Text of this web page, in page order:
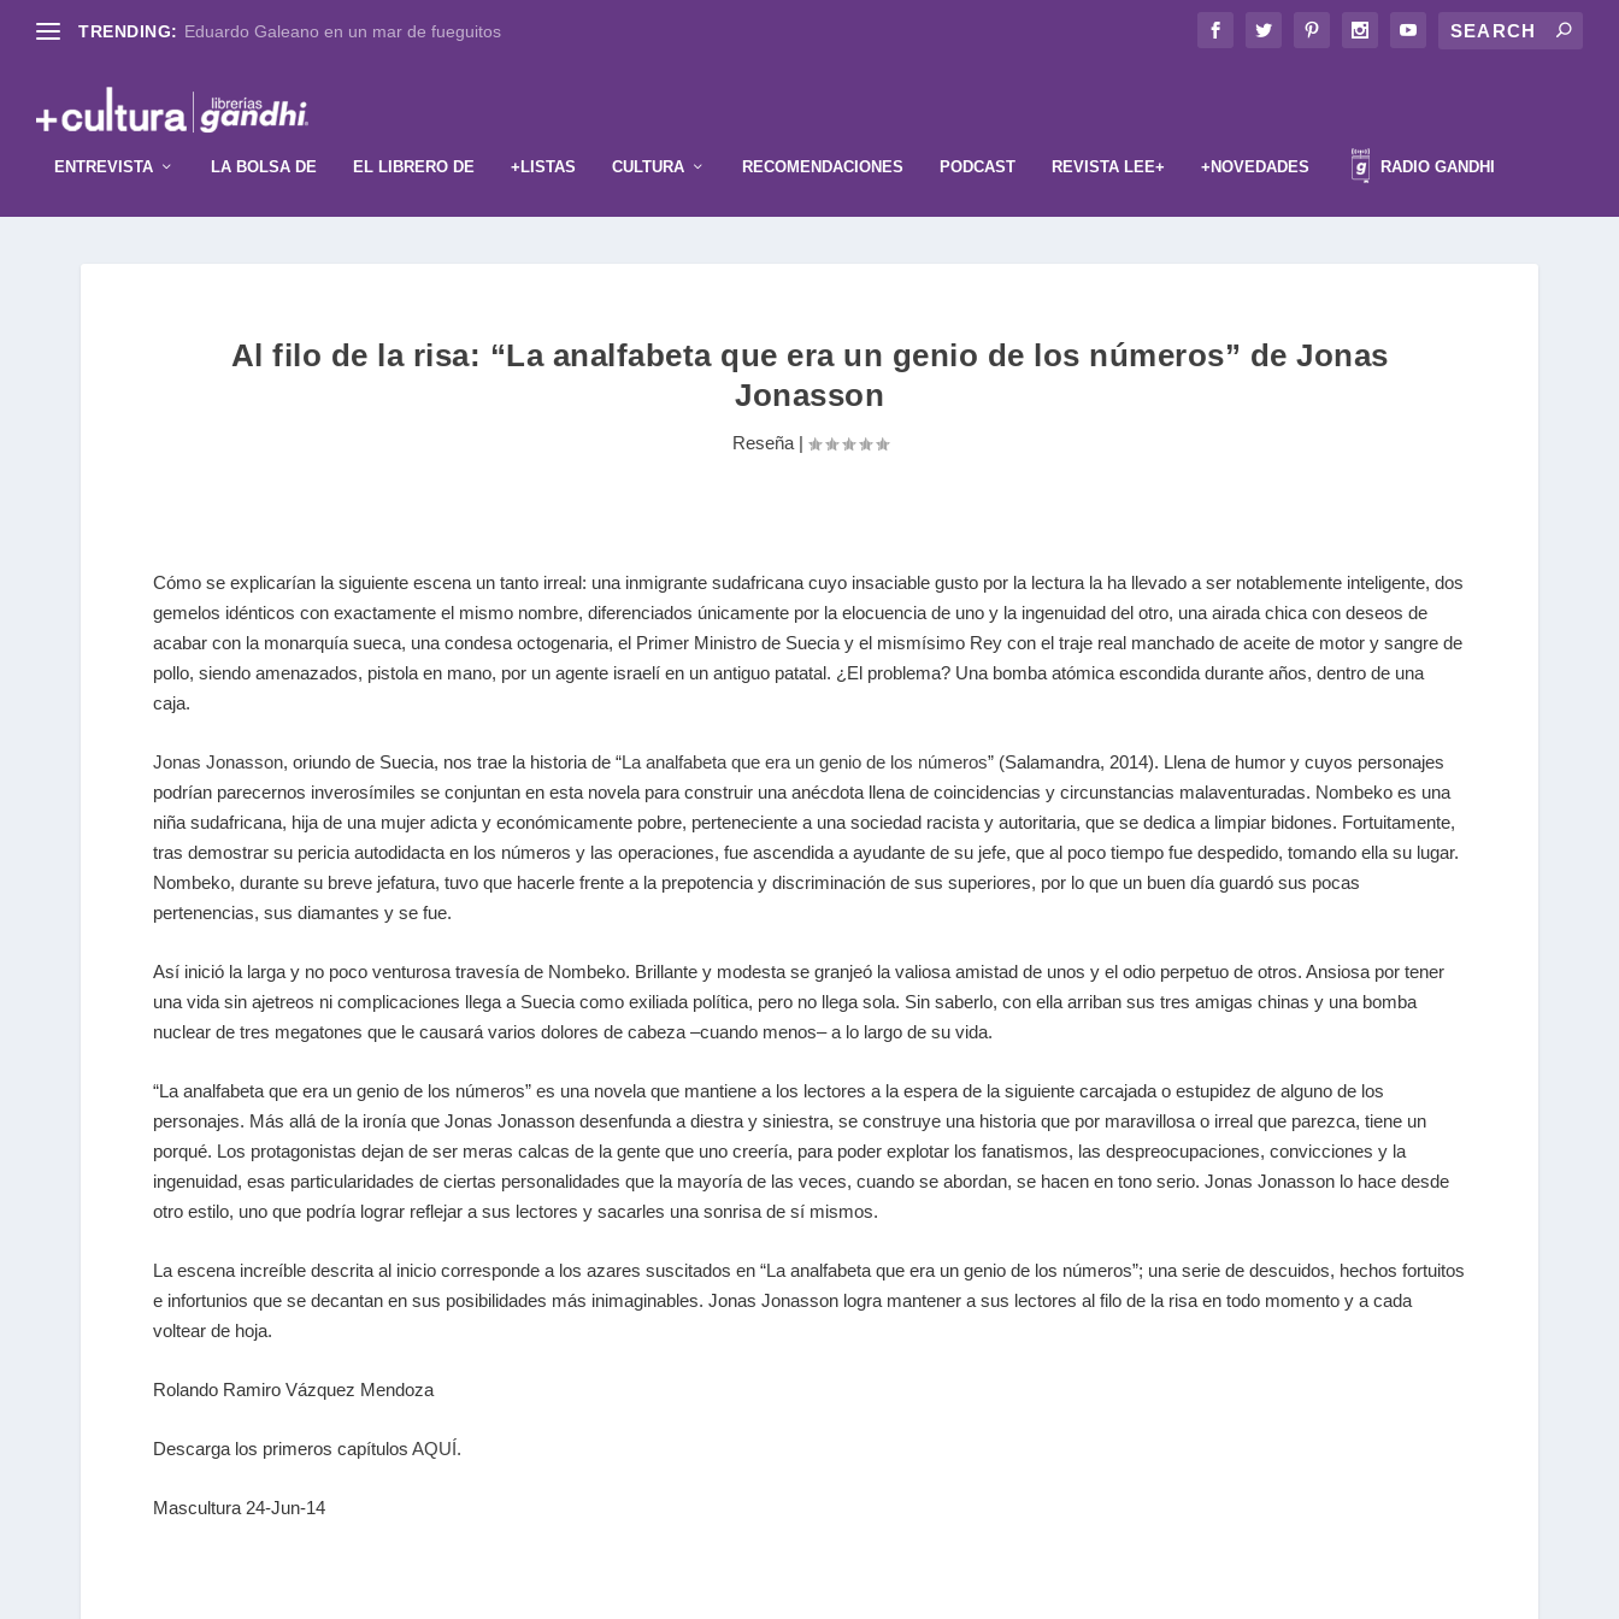
TRENDING: Eduardo Galeano en un mar de fueguitos
ENTREVISTA LA BOLSA DE EL LIBRERO DE +LISTAS CULTURA RECOMENDACIONES PODCAST REVISTA LEE+ +NOVEDADES RADIO GANDHI
Al filo de la risa: “La analfabeta que era un genio de los números” de Jonas
Jonasson
Reseña|
Cómo se explicarían la siguiente escena un tanto irreal: una inmigrante sudafricana cuyo insaciable gusto por la lectura la ha llevado a ser notablemente inteligente, dos
gemelos idénticos con exactamente el mismo nombre, diferenciados únicamente por la elocuencia de uno y la ingenuidad del otro, una airada chica con deseos de
acabar con la monarquía sueca, una condesa octogenaria, el Primer Ministro de Suecia y el mismísimo Rey con el traje real manchado de aceite de motor y sangre de
pollo, siendo amenazados, pistola en mano, por un agente israelí en un antiguo patatal. ¿El problema? Una bomba atómica escondida durante años, dentro de una
caja.
Jonas Jonasson, oriundo de Suecia, nos trae la historia de “La analfabeta que era un genio de los números” (Salamandra, 2014). Llena de humor y cuyos personajes
podrían parecernos inverosímiles se conjuntan en esta novela para construir una anécdota llena de coincidencias y circunstancias malaventuradas. Nombeko es una
niña sudafricana, hija de una mujer adicta y económicamente pobre, perteneciente a una sociedad racista y autoritaria, que se dedica a limpiar bidones. Fortuitamente,
tras demostrar su pericia autodidacta en los números y las operaciones, fue ascendida a ayudante de su jefe, que al poco tiempo fue despedido, tomando ella su lugar.
Nombeko, durante su breve jefatura, tuvo que hacerle frente a la prepotencia y discriminación de sus superiores, por lo que un buen día guardó sus pocas
pertenencias, sus diamantes y se fue.
Así inició la larga y no poco venturosa travesía de Nombeko. Brillante y modesta se granjeó la valiosa amistad de unos y el odio perpetuo de otros. Ansiosa por tener
una vida sin ajetreos ni complicaciones llega a Suecia como exiliada política, pero no llega sola. Sin saberlo, con ella arriban sus tres amigas chinas y una bomba
nuclear de tres megatones que le causará varios dolores de cabeza –cuando menos– a lo largo de su vida.
“La analfabeta que era un genio de los números” es una novela que mantiene a los lectores a la espera de la siguiente carcajada o estupidez de alguno de los
personajes. Más allá de la ironía que Jonas Jonasson desenfunda a diestra y siniestra, se construye una historia que por maravillosa o irreal que parezca, tiene un
porqué. Los protagonistas dejan de ser meras calcas de la gente que uno creería, para poder explotar los fanatismos, las despreocupaciones, convicciones y la
ingenuidad, esas particularidades de ciertas personalidades que la mayoría de las veces, cuando se abordan, se hacen en tono serio. Jonas Jonasson lo hace desde
otro estilo, uno que podría lograr reflejar a sus lectores y sacarles una sonrisa de sí mismos.
La escena increíble descrita al inicio corresponde a los azares suscitados en “La analfabeta que era un genio de los números”; una serie de descuidos, hechos fortuitos
e infortunios que se decantan en sus posibilidades más inimaginables. Jonas Jonasson logra mantener a sus lectores al filo de la risa en todo momento y a cada
voltear de hoja.
Rolando Ramiro Vázquez Mendoza
Descarga los primeros capítulosAQUÍ.
Mascultura 24-Jun-14